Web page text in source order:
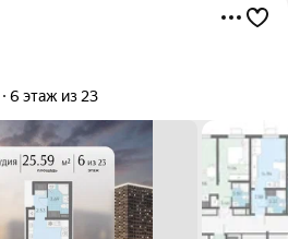
6 этаж из 23